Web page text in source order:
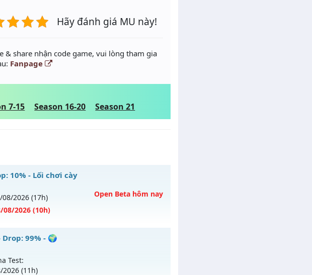
Hãy đánh giá MU này!
share nhận code game, vui lòng tham gia
Fanpage
7-15 Season 16-20 Season 21
10% - Lối chơi cày
08/2026 (17h)
08/2026 (10h)
Open Beta hôm nay
đồ chuẩn
Muhanoi2-Classic
Drop: 99% - 🌍
Test:
/2026 (11h)